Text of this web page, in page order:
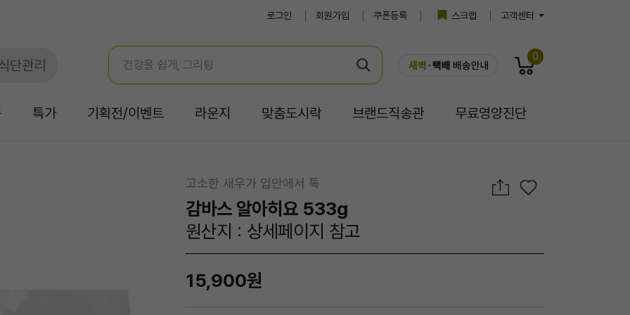
로그인 회원가입 쿠폰등록 스크랩 고객센터
단관리
0
특가 기획전/이벤트 라운지 맞춤도시락 브랜드직송관 무료영양진단
고소한 새우가 입안에서 톡
감바스 알아히요 533g
원산지 : 상세페이지 참고
15,900원